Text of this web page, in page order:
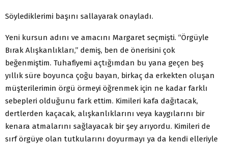
Söylediklerimi başını sallayarak onayladı.
Yeni kursun adını ve amacını Margaret seçmişti. “Örgüyle
Bırak Alışkanlıkları,” demiş, ben de önerisini çok
beğenmiştim. Tuhafiyemi açtığımdan bu yana geçen beş
yıllık süre boyunca çoğu bayan, birkaç da erkekten oluşan
müşterilerimin örgü örmeyi öğrenmek için ne kadar farklı
sebepleri olduğunu fark ettim. Kimileri kafa dağıtacak,
dertlerden kaçacak, alışkanlıklarını veya kaygılarını bir
kenara atmalarını sağlayacak bir şey arıyordu. Kimileri de
sırf örgüye olan tutkularını doyurmayı ya da kendi elleriyle